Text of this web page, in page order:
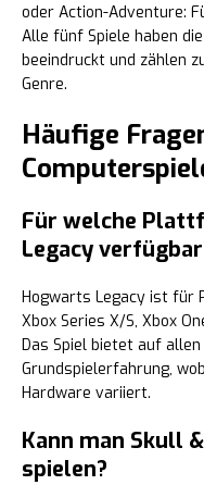
oder Action-Adventure:
Alle fünf Spiele haben
beeindruckt und zählen
Genre.
Häufige
Für welche
Legacy
Hogwarts Legacy ist für
Xbox Series X/S, Xbox
Das Spiel bietet auf
Grundspielerfahrung,
Hardware variiert.
Kann man Skull
spielen?